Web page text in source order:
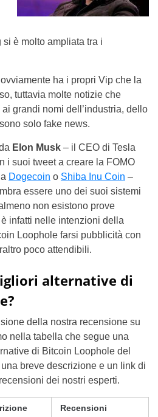
è molto ampliata tra i
ha i propri Vip che la
tuttavia molte notizie che
grandi nomi dell’industria, dello
solo fake news.
Elon Musk – il CEO di Tesla
i suoi tweet a creare la FOMO
Dogecoin o Shiba Inu Coin –
essere uno dei suoi sistemi
non esistono prove
infatti nelle intenzioni della
Loophole farsi pubblicità con
poco attendibili.
alternative di
della nostra recensione su
nella tabella che segue una
di Bitcoin Loophole del
breve descrizione e un link di
dei nostri esperti.
Recensioni